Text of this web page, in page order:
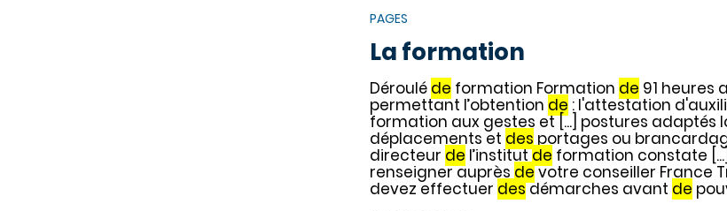
PAGES
La formation
Déroulé de formation Formation de 91 heures
permettant l’obtention de : l'attestation
formation aux gestes et [...] postures adaptés
déplacements et des portages ou
directeur de l’institutde formation constate
renseigner auprès devotre conseiller France
devez effectuer desdémarches avant de